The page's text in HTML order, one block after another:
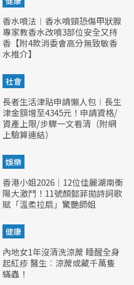
香水噴法︱香水噴頸恐傷甲狀腺
專家教香水改噴3部位安全又持
香【附4款消委會高分無致敏香
水推介】
社會
長者生活津貼申請懶人包︱長生
津金額增至4345元！申請資格/
資產上限/步驟一文看清（附網
上驗算連結）
娛樂
香港小姐2026｜12位佳麗湖南衡
陽大激鬥！11號顏懿菲拋詩詞歌
賦「溫柔拉扇」驚艷師姐
健康
內地女1年沒清洗涼蓆 睡醒全身
起紅疹 醫生︰涼蓆或藏千萬隻
蟎蟲！